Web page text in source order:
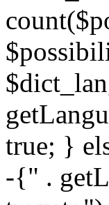
true; }
-{" .